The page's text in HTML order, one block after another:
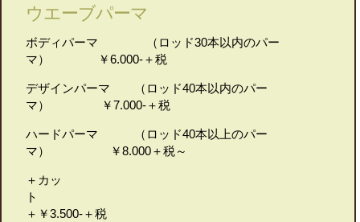
ウエーブパーマ
ボディパーマ （ロッド30本以内のパー
マ） ￥6.000-＋税
デザインパーマ （ロッド40本以内のパー
マ） ￥7.000-＋税
ハードパーマ （ロッド40本以上のパー
マ） ￥8.000＋税～
＋カッ
＋￥3.500-＋税